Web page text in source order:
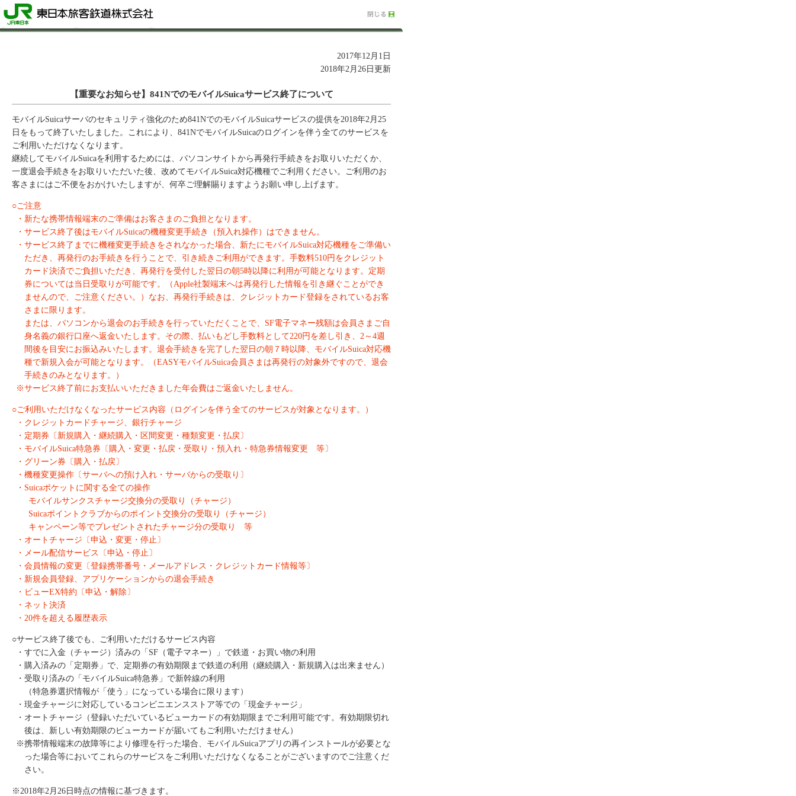
2017年12月1日
2018年2月26日更新
【重要なお知らせ】841NでのモバイルSuicaサービス終了について
モバイルSuicaサーバのセキュリティ強化のため841NでのモバイルSuicaサービスの提供を2018年2月25
日をもって終了いたしました。これにより、841NでモバイルSuicaのログインを伴う全てのサービスを
ご利用いただけなくなります。
継続してモバイルSuicaを利用するためには、パソコンサイトから再発行手続きをお取りいただくか、
一度退会手続きをお取りいただいた後、改めてモバイルSuica対応機種でご利用ください。ご利用のお
客さまにはご不便をおかけいたしますが、何卒ご理解賜りますようお願い申し上げます。
○ご注意
・新たな携帯情報端末のご準備はお客さまのご負担となります。
・サービス終了後はモバイルSuicaの機種変更手続き（預入れ操作）はできません。
・サービス終了までに機種変更手続きをされなかった場合、新たにモバイルSuica対応機種をご準備い
ただき、再発行のお手続きを行うことで、引き続きご利用ができます。手数料510円をクレジット
カード決済でご負担いただき、再発行を受付した翌日の朝5時以降に利用が可能となります。定期
券については当日受取りが可能です。（Apple社製端末へは再発行した情報を引き継ぐことができ
ませんので、ご注意ください。）なお、再発行手続きは、クレジットカード登録をされているお客
さまに限ります。
または、パソコンから退会のお手続きを行っていただくことで、SF電子マネー残額は会員さまご自
身名義の銀行口座へ返金いたします。その際、払いもどし手数料として220円を差し引き、2～4週
間後を目安にお振込みいたします。退会手続きを完了した翌日の朝７時以降、モバイルSuica対応機
種で新規入会が可能となります。（EASYモバイルSuica会員さまは再発行の対象外ですので、退会
手続きのみとなります。）
※サービス終了前にお支払いいただきました年会費はご返金いたしません。
○ご利用いただけなくなったサービス内容（ログインを伴う全てのサービスが対象となります。）
・クレジットカードチャージ、銀行チャージ
・定期券〔新規購入・継続購入・区間変更・種類変更・払戻〕
・モバイルSuica特急券〔購入・変更・払戻・受取り・預入れ・特急券情報変更 等〕
・グリーン券〔購入・払戻〕
・機種変更操作〔サーバへの預け入れ・サーバからの受取り〕
・Suicaポケットに関する全ての操作
モバイルサンクスチャージ交換分の受取り（チャージ）
Suicaポイントクラブからのポイント交換分の受取り（チャージ）
キャンペーン等でプレゼントされたチャージ分の受取り 等
・オートチャージ〔申込・変更・停止〕
・メール配信サービス〔申込・停止〕
・会員情報の変更〔登録携帯番号・メールアドレス・クレジットカード情報等〕
・新規会員登録、アプリケーションからの退会手続き
・ビューEX特約〔申込・解除〕
・ネット決済
・20件を超える履歴表示
○サービス終了後でも、ご利用いただけるサービス内容
・すでに入金（チャージ）済みの「SF（電子マネー）」で鉄道・お買い物の利用
・購入済みの「定期券」で、定期券の有効期限まで鉄道の利用（継続購入・新規購入は出来ません）
・受取り済みの「モバイルSuica特急券」で新幹線の利用
（特急券選択情報が「使う」になっている場合に限ります）
・現金チャージに対応しているコンビニエンスストア等での「現金チャージ」
・オートチャージ（登録いただいているビューカードの有効期限までご利用可能です。有効期限切れ
後は、新しい有効期限のビューカードが届いてもご利用いただけません）
※携帯情報端末の故障等により修理を行った場合、モバイルSuicaアプリの再インストールが必要とな
った場合等においてこれらのサービスをご利用いただけなくなることがございますのでご注意くだ
さい。
※2018年2月26日時点の情報に基づきます。